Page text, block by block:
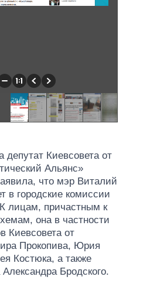
депутат Киевсовета от
Альянс»
что мэр Виталий
в городские комиссии
лицам, причастным к
она в частности
Киевсовета от
Прокопива, Юрия
Костюка, а также
Бродского.